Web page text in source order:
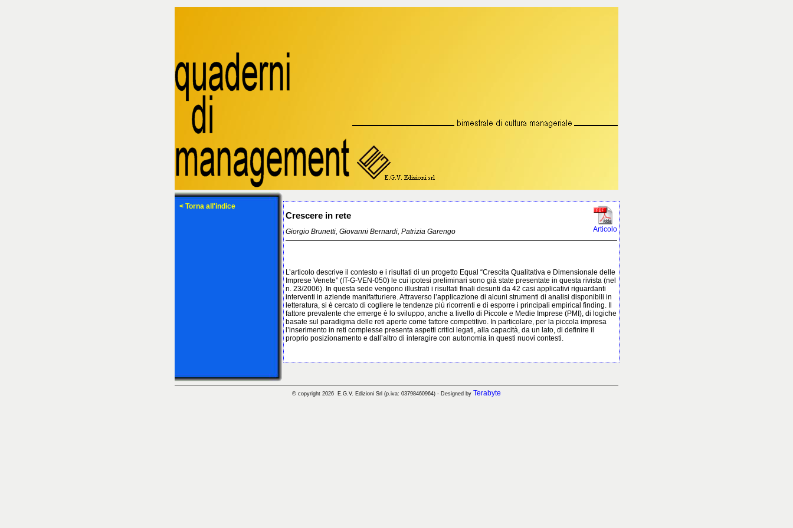
< Torna all'indice
Crescere in rete
Articolo
Giorgio Brunetti, Giovanni Bernardi, Patrizia Garengo
L’articolo descrive il contesto e i risultati di un progetto Equal “Crescita Qualitativa e Dimensionale delle
Imprese Venete” (IT-G-VEN-050) le cui ipotesi preliminari sono già state presentate in questa rivista (nel
n. 23/2006). In questa sede vengono illustrati i risultati finali desunti da 42 casi applicativi riguardanti
interventi in aziende manifatturiere. Attraverso l’applicazione di alcuni strumenti di analisi disponibili in
letteratura, si è cercato di cogliere le tendenze più ricorrenti e di esporre i principali empirical finding. Il
fattore prevalente che emerge è lo sviluppo, anche a livello di Piccole e Medie Imprese (PMI), di logiche
basate sul paradigma delle reti aperte come fattore competitivo. In particolare, per la piccola impresa
l’inserimento in reti complesse presenta aspetti critici legati, alla capacità, da un lato, di definire il
proprio posizionamento e dall’altro di interagire con autonomia in questi nuovi contesti.
© copyright 2026 E.G.V. Edizioni Srl (p.iva: 03798460964) - Designed by Terabyte